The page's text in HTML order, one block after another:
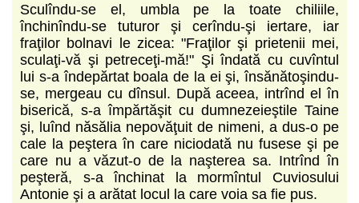
Sculîndu-se el, umbla pe la toate chiliile,
închinîndu-se tuturor şi cerîndu-şi iertare, iar
fraţilor bolnavi le zicea: "Fraţilor şi prietenii mei,
sculaţi-vă şi petreceţi-mă!" Şi îndată cu cuvîntul
lui s-a îndepărtat boala de la ei şi, însănătoşindu-
se, mergeau cu dînsul. După aceea, intrînd el în
biserică, s-a împărtăşit cu dumnezeieştile Taine
şi, luînd năsălia nepovăţuit de nimeni, a dus-o pe
cale la peştera în care niciodată nu fusese şi pe
care nu a văzut-o de la naşterea sa. Intrînd în
peşteră, s-a închinat la mormîntul Cuviosului
Antonie şi a arătat locul la care voia sa fie pus.